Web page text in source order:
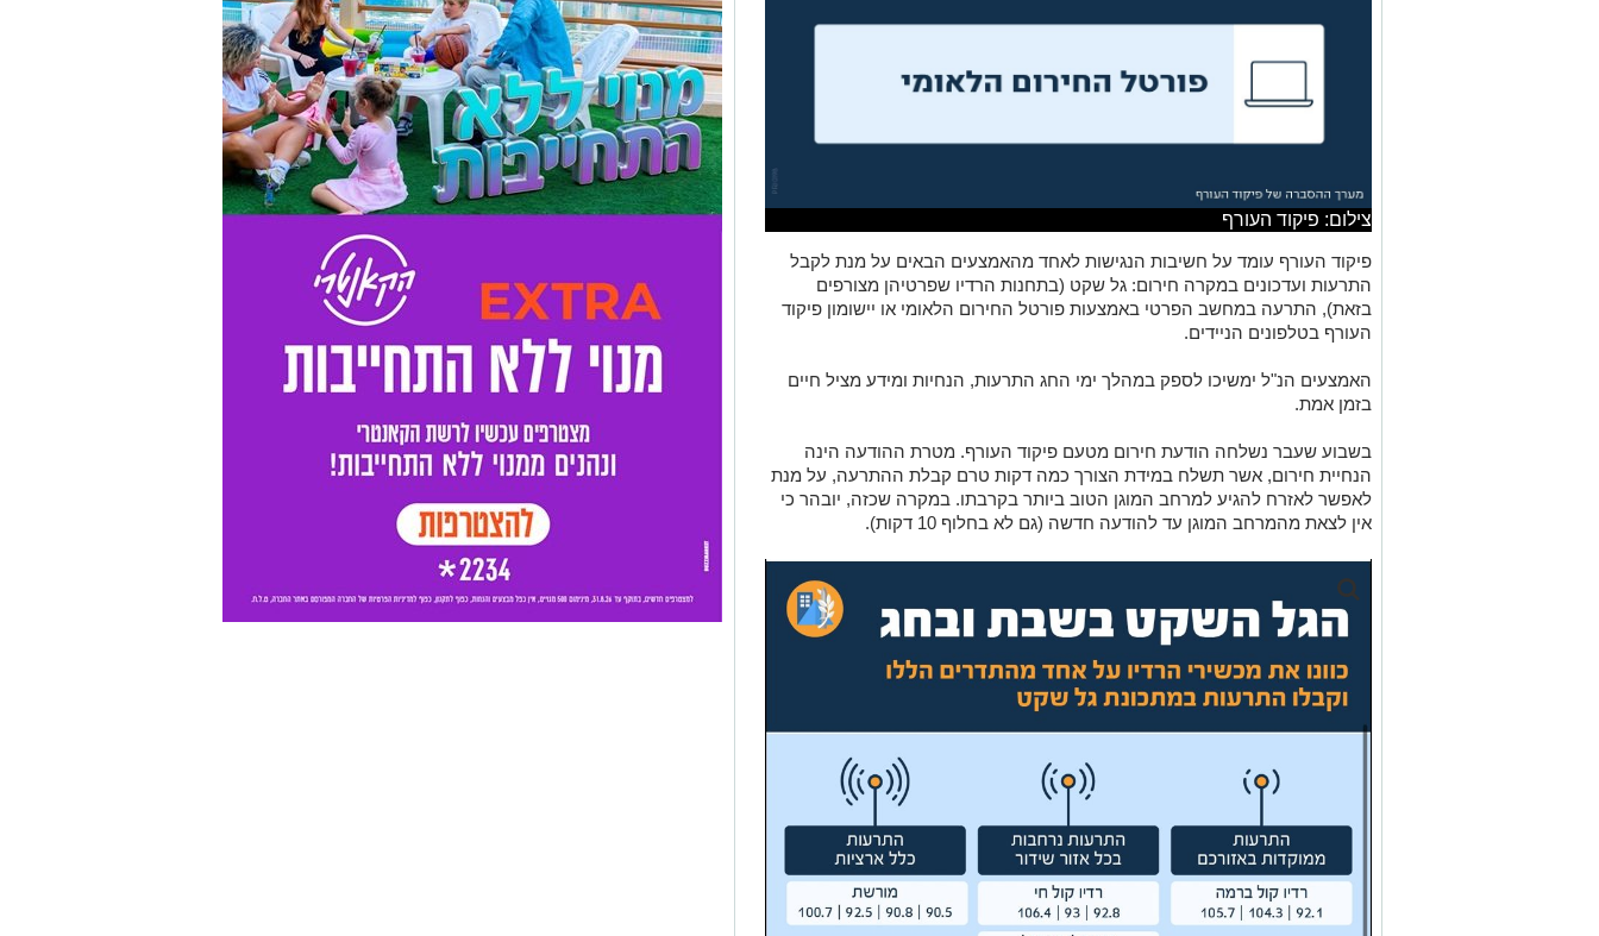
צילום: פיקוד העורף
פיקוד העורף עומד על חשיבות הנגישות לאחד מהאמצעים הבאים על מנת לקבל
התרעות ועדכונים במקרה חירום: גל שקט (בתחנות הרדיו שפרטיהן מצורפים
בזאת), התרעה במחשב הפרטי באמצעות פורטל החירום הלאומי או יישומון פיקוד
העורף בטלפונים הניידים.
האמצעים הנ"ל ימשיכו לספק במהלך ימי החג התרעות, הנחיות ומידע מציל חיים
בזמן אמת.
בשבוע שעבר נשלחה הודעת חירום מטעם פיקוד העורף. מטרת ההודעה הינה
הנחיית חירום, אשר תשלח במידת הצורך כמה דקות טרם קבלת ההתרעה, על מנת
לאפשר לאזרח להגיע למרחב המוגן הטוב ביותר בקרבתו. במקרה שכזה, יובהר כי
אין לצאת מהמרחב המוגן עד להודעה חדשה (גם לא בחלוף 10 דקות).